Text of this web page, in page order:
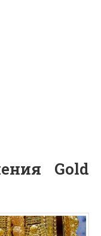
Gold